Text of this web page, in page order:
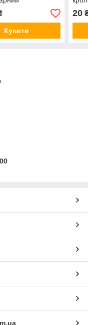
Купити
20